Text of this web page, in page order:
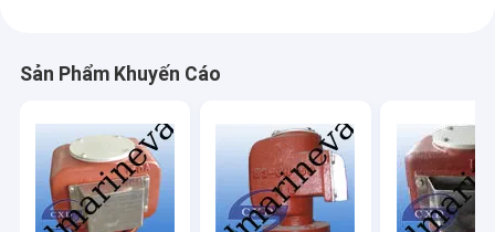
Sản Phẩm Khuyến Cáo